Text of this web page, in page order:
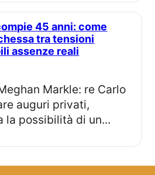
tra tensioni
assenze reali
auguri privati,
la possibilità di un...